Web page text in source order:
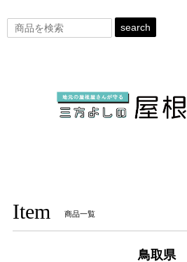
search
Item 商品一覧
鳥取県